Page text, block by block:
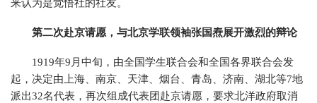
来认为是觉悟社的社友。
第二次赴京请愿，与北京学联领袖张国焘展开激烈的辩论
1919年9月中旬，由全国学生联合会和全国各界联合会发
起，决定由上海、南京、天津、烟台、青岛、济南、湖北等7地
派出32名代表，再次组成代表团赴京请愿，要求北洋政府取消